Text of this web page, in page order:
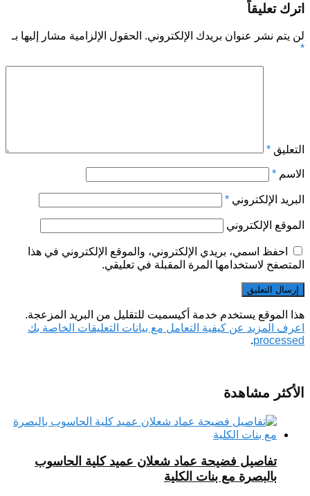
اترك تعليقاً
لن يتم نشر عنوان بريدك الإلكتروني. الحقول الإلزامية مشار إليها بـ
*
التعليق *
الاسم *
البريد الإلكتروني *
الموقع الإلكتروني
احفظ اسمي، بريدي الإلكتروني، والموقع الإلكتروني في هذا
المتصفح لاستخدامها المرة المقبلة في تعليقي.
هذا الموقع يستخدم خدمة أكيسميت للتقليل من البريد المزعجة.
اعرف المزيد عن كيفية التعامل مع بيانات التعليقات الخاصة بك
processed
.
الأكثر مشاهدة
تفاصيل فضيحة عماد شعلان عميد كلية الحاسوب
بالبصرة مع بنات الكلية